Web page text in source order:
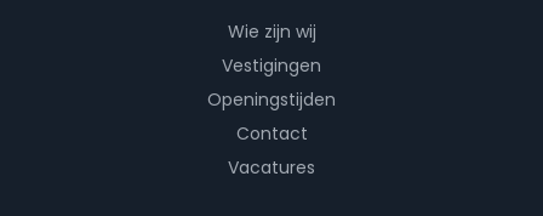
Wie zijn wij
Vestigingen
Openingstijden
Contact
Vacatures